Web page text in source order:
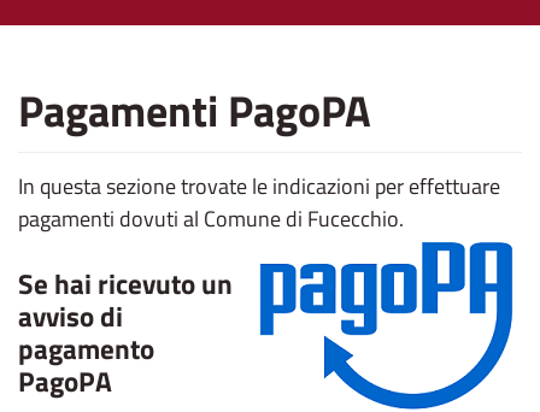
main
content
Pagamenti PagoPA
In questa sezione trovate le indicazioni per effettuare
pagamenti dovuti al Comune di Fucecchio.
Se hai ricevuto un
avviso di
pagamento
PagoPA